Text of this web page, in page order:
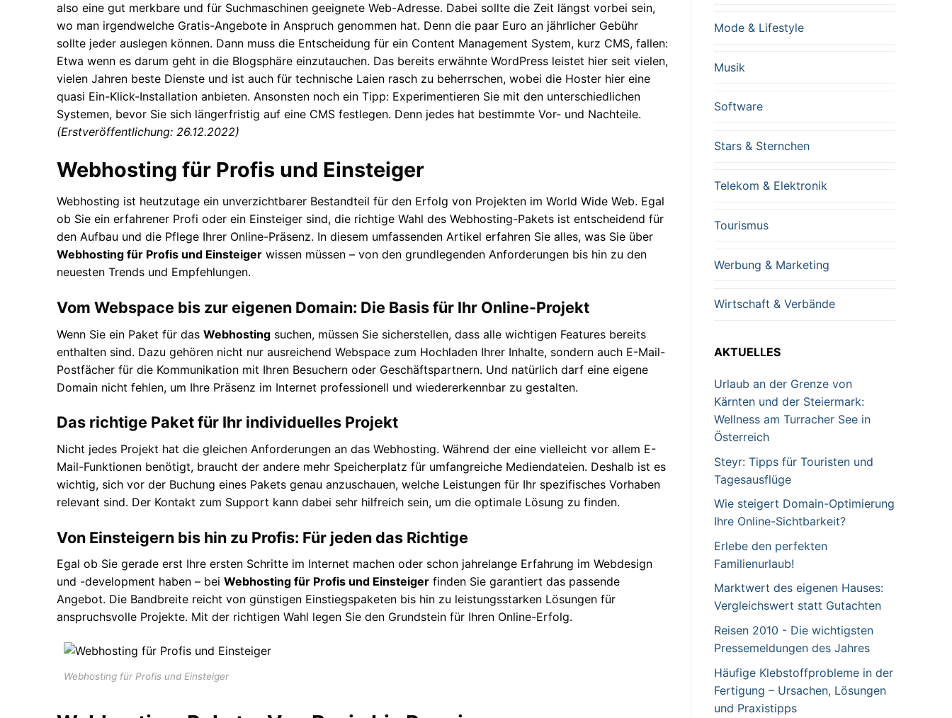
also eine gut merkbare und für Suchmaschinen geeignete Web-Adresse. Dabei sollte die Zeit längst vorbei sein,
wo man irgendwelche Gratis-Angebote in Anspruch genommen hat. Denn die paar Euro an jährlicher Gebühr
sollte jeder auslegen können. Dann muss die Entscheidung für ein Content Management System, kurz CMS, fallen:
Etwa wenn es darum geht in die Blogsphäre einzutauchen. Das bereits erwähnte WordPress leistet hier seit vielen,
vielen Jahren beste Dienste und ist auch für technische Laien rasch zu beherrschen, wobei die Hoster hier eine
quasi Ein-Klick-Installation anbieten. Ansonsten noch ein Tipp: Experimentieren Sie mit den unterschiedlichen
Systemen, bevor Sie sich längerfristig auf eine CMS festlegen. Denn jedes hat bestimmte Vor- und Nachteile.
(Erstveröffentlichung: 26.12.2022)
Webhosting für Profis und Einsteiger
Webhosting ist heutzutage ein unverzichtbarer Bestandteil für den Erfolg von Projekten im World Wide Web. Egal
ob Sie ein erfahrener Profi oder ein Einsteiger sind, die richtige Wahl des Webhosting-Pakets ist entscheidend für
den Aufbau und die Pflege Ihrer Online-Präsenz. In diesem umfassenden Artikel erfahren Sie alles, was Sie über
Webhosting für Profis und Einsteiger wissen müssen – von den grundlegenden Anforderungen bis hin zu den
neuesten Trends und Empfehlungen.
Vom Webspace bis zur eigenen Domain: Die Basis für Ihr Online-Projekt
Wenn Sie ein Paket für das Webhosting suchen, müssen Sie sicherstellen, dass alle wichtigen Features bereits
enthalten sind. Dazu gehören nicht nur ausreichend Webspace zum Hochladen Ihrer Inhalte, sondern auch E-Mail-
Postfächer für die Kommunikation mit Ihren Besuchern oder Geschäftspartnern. Und natürlich darf eine eigene
Domain nicht fehlen, um Ihre Präsenz im Internet professionell und wiedererkennbar zu gestalten.
Das richtige Paket für Ihr individuelles Projekt
Nicht jedes Projekt hat die gleichen Anforderungen an das Webhosting. Während der eine vielleicht vor allem E-
Mail-Funktionen benötigt, braucht der andere mehr Speicherplatz für umfangreiche Mediendateien. Deshalb ist es
wichtig, sich vor der Buchung eines Pakets genau anzuschauen, welche Leistungen für Ihr spezifisches Vorhaben
relevant sind. Der Kontakt zum Support kann dabei sehr hilfreich sein, um die optimale Lösung zu finden.
Von Einsteigern bis hin zu Profis: Für jeden das Richtige
Egal ob Sie gerade erst Ihre ersten Schritte im Internet machen oder schon jahrelange Erfahrung im Webdesign
und -development haben – bei Webhosting für Profis und Einsteiger finden Sie garantiert das passende
Angebot. Die Bandbreite reicht von günstigen Einstiegspaketen bis hin zu leistungsstarken Lösungen für
anspruchsvolle Projekte. Mit der richtigen Wahl legen Sie den Grundstein für Ihren Online-Erfolg.
Webhosting für Profis und Einsteiger
Mode & Lifestyle
Musik
Software
Stars & Sternchen
Telekom & Elektronik
Tourismus
Werbung & Marketing
Wirtschaft & Verbände
AKTUELLES
Urlaub an der Grenze von
Kärnten und der Steiermark:
Wellness am Turracher See in
Österreich
Steyr: Tipps für Touristen und
Tagesausflüge
Wie steigert Domain-Optimierung
Ihre Online-Sichtbarkeit?
Erlebe den perfekten
Familienurlaub!
Marktwert des eigenen Hauses:
Vergleichswert statt Gutachten
Reisen 2010 - Die wichtigsten
Pressemeldungen des Jahres
Häufige Klebstoffprobleme in der
Fertigung – Ursachen, Lösungen
und Praxistipps